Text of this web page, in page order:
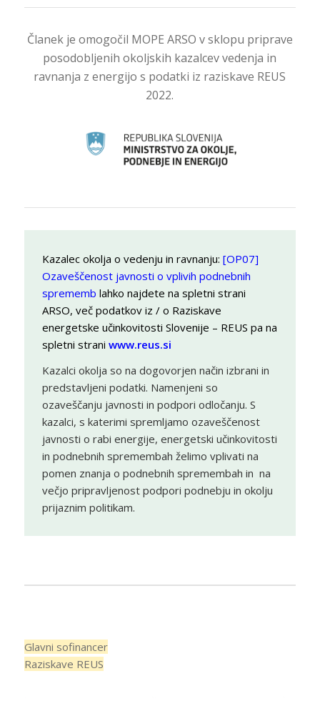
Članek je omogočil MOPE ARSO v sklopu priprave
posodobljenih okoljskih kazalcev vedenja in
ravnanja z energijo s podatki iz raziskave REUS
2022.
Kazalec okolja o vedenju in ravnanju: [OP07]
Ozaveščenost javnosti o vplivih podnebnih
sprememb lahko najdete na spletni strani
ARSO, več podatkov iz / o Raziskave
energetske učinkovitosti Slovenije – REUS pa na
spletni strani www.reus.si
Kazalci okolja so na dogovorjen način izbrani in
predstavljeni podatki. Namenjeni so
ozaveščanju javnosti in podpori odločanju. S
kazalci, s katerimi spremljamo ozaveščenost
javnosti o rabi energije, energetski učinkovitosti
in podnebnih spremembah želimo vplivati na
pomen znanja o podnebnih spremembah in na
večjo pripravljenost podpori podnebju in okolju
prijaznim politikam.
Glavni sofinancer
Raziskave REUS